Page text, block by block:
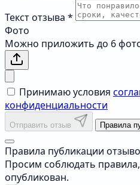
Текст отзыва *
Фото
Можно приложить до 6
Принимаю условия
конфиденциальности
Отправить отзыв Правила
Правила публикации
Просим соблюдать
опубликован.